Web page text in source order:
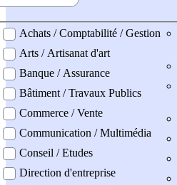
professionel
Achats / Comptabilité / Gestion
Arts / Artisanat d'art
Banque / Assurance
Bâtiment / Travaux Publics
Commerce / Vente
Communication / Multimédia
Conseil / Etudes
Direction d'entreprise